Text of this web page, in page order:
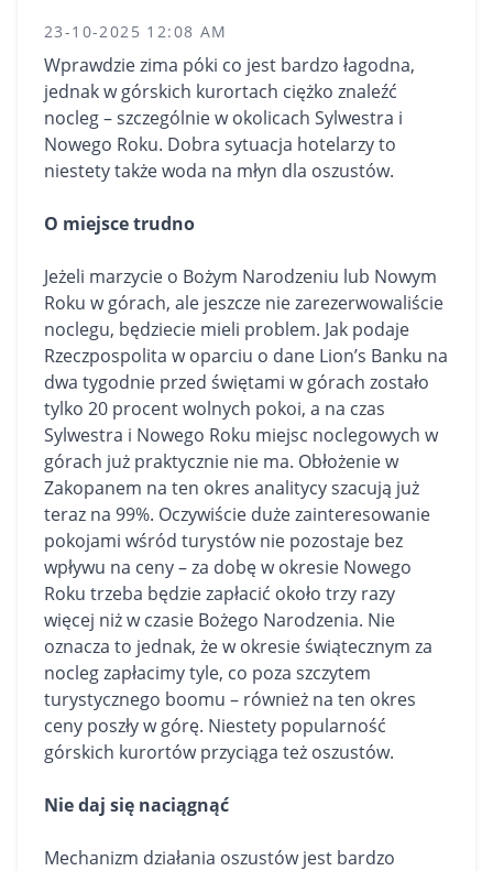
23-10-2025 12:08 AM
Wprawdzie zima póki co jest bardzo łagodna,
jednak w górskich kurortach ciężko znaleźć
nocleg – szczególnie w okolicach Sylwestra i
Nowego Roku. Dobra sytuacja hotelarzy to
niestety także woda na młyn dla oszustów.
O miejsce trudno
Jeżeli marzycie o Bożym Narodzeniu lub Nowym
Roku w górach, ale jeszcze nie zarezerwowaliście
noclegu, będziecie mieli problem. Jak podaje
Rzeczpospolita w oparciu o dane Lion’s Banku na
dwa tygodnie przed świętami w górach zostało
tylko 20 procent wolnych pokoi, a na czas
Sylwestra i Nowego Roku miejsc noclegowych w
górach już praktycznie nie ma. Obłożenie w
Zakopanem na ten okres analitycy szacują już
teraz na 99%. Oczywiście duże zainteresowanie
pokojami wśród turystów nie pozostaje bez
wpływu na ceny – za dobę w okresie Nowego
Roku trzeba będzie zapłacić około trzy razy
więcej niż w czasie Bożego Narodzenia. Nie
oznacza to jednak, że w okresie świątecznym za
nocleg zapłacimy tyle, co poza szczytem
turystycznego boomu – również na ten okres
ceny poszły w górę. Niestety popularność
górskich kurortów przyciąga też oszustów.
Nie daj się naciągnąć
Mechanizm działania oszustów jest bardzo